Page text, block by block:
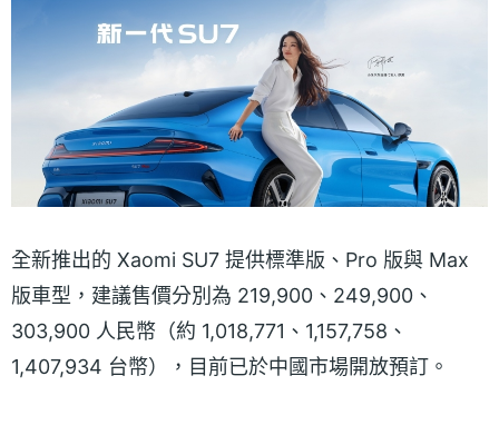
全新推出的 Xaomi SU7 提供標準版、Pro 版與 Max
版車型，建議售價分別為 219,900、249,900、
303,900 人民幣（約 1,018,771、1,157,758、
1,407,934 台幣），目前已於中國市場開放預訂。